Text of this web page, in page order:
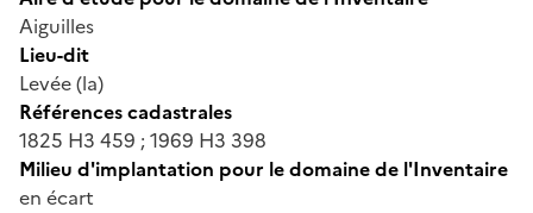
Aiguilles
Lieu-dit
Levée (la)
Références cadastrales
1825 H3 459 ; 1969 H3 398
Milieu d'implantation pour le domaine de l'Inventaire
en écart